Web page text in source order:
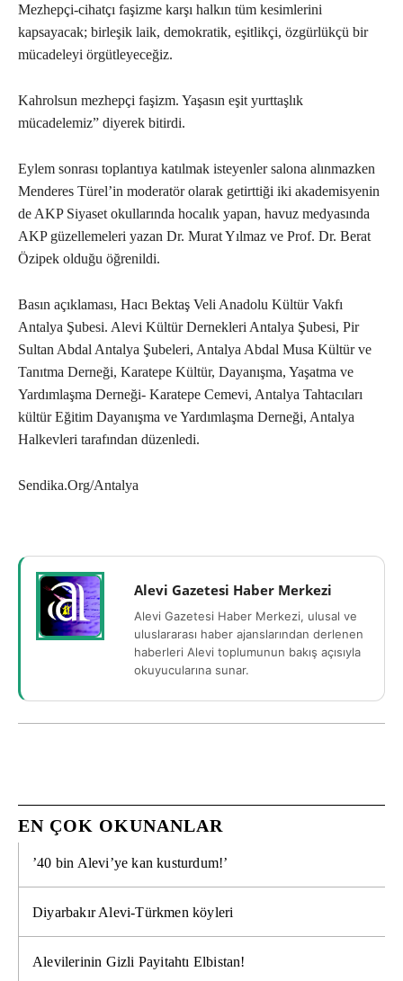
Mezhepçi-cihatçı faşizme karşı halkın tüm kesimlerini
kapsayacak; birleşik laik, demokratik, eşitlikçi, özgürlükçü bir
mücadeleyi örgütleyeceğiz.
Kahrolsun mezhepçi faşizm. Yaşasın eşit yurttaşlık
mücadelemiz” diyerek bitirdi.
Eylem sonrası toplantıya katılmak isteyenler salona alınmazken
Menderes Türel’in moderatör olarak getirttiği iki akademisyenin
de AKP Siyaset okullarında hocalık yapan, havuz medyasında
AKP güzellemeleri yazan Dr. Murat Yılmaz ve Prof. Dr. Berat
Özipek olduğu öğrenildi.
Basın açıklaması, Hacı Bektaş Veli Anadolu Kültür Vakfı
Antalya Şubesi. Alevi Kültür Dernekleri Antalya Şubesi, Pir
Sultan Abdal Antalya Şubeleri, Antalya Abdal Musa Kültür ve
Tanıtma Derneği, Karatepe Kültür, Dayanışma, Yaşatma ve
Yardımlaşma Derneği- Karatepe Cemevi, Antalya Tahtacıları
kültür Eğitim Dayanışma ve Yardımlaşma Derneği, Antalya
Halkevleri tarafından düzenledi.
Sendika.Org/Antalya
Alevi Gazetesi Haber Merkezi
Alevi Gazetesi Haber Merkezi, ulusal ve
uluslararası haber ajanslarından derlenen
haberleri Alevi toplumunun bakış açısıyla
okuyucularına sunar.
EN ÇOK OKUNANLAR
’40 bin Alevi’ye kan kusturdum!’
Diyarbakır Alevi-Türkmen köyleri
Alevilerinin Gizli Payitahtı Elbistan!